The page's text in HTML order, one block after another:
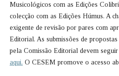
Musicológicos com as Edições
colecção com as Edições Húmus. A
exigente de revisão por pares com
Editorial. As submissões de
pela Comissão Editorial devem
aqui. O CESEM promove o acesso